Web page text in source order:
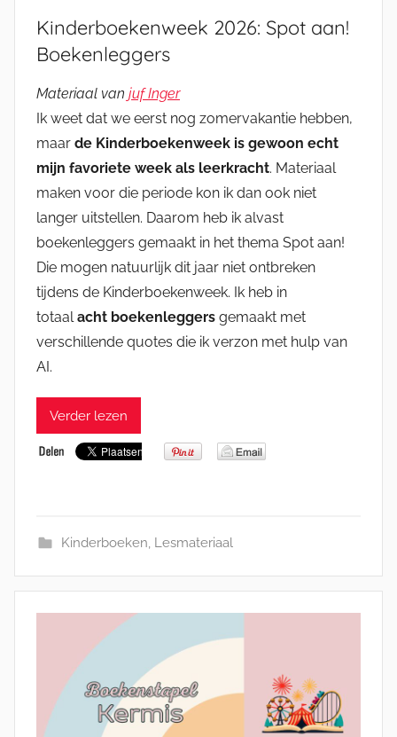
Kinderboekenweek 2026: Spot aan!
Boekenleggers
Materiaal van juf Inger
Ik weet dat we eerst nog zomervakantie hebben,
maar de Kinderboekenweek is gewoon echt
mijn favoriete week als leerkracht. Materiaal
maken voor die periode kon ik dan ook niet
langer uitstellen. Daarom heb ik alvast
boekenleggers gemaakt in het thema Spot aan!
Die mogen natuurlijk dit jaar niet ontbreken
tijdens de Kinderboekenweek. Ik heb in
totaalacht boekenleggers gemaakt met
verschillende quotes die ik verzon met hulp van
AI.
Verder lezen
Kinderboeken, Lesmateriaal